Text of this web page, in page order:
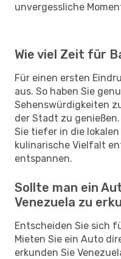
unvergessliche
Wie viel Zeit für
Für einen ersten
aus. So haben Sie
Sehenswürdigkeiten
der Stadt zu
Sie tiefer in die
kulinarische Vielfalt
entspannen.
Sollte man ein
Venezuela zu
Entscheiden Sie sich
Mieten Sie ein Auto
erkunden Sie